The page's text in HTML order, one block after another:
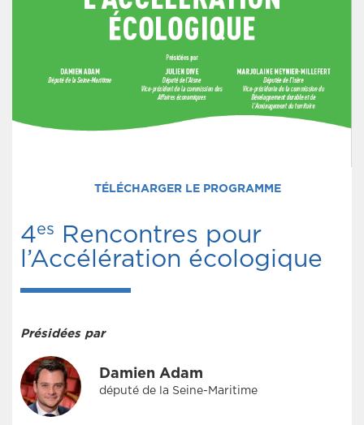
TÉLÉCHARGER LE PROGRAMME
4es
Rencontres pour
l’Accélération écologique
Présidées par
Damien Adam
député de la Seine-Maritime